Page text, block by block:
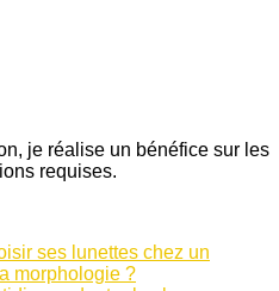
je réalise un bénéfice sur les
requises.
ses lunettes chez un
morphologie ?